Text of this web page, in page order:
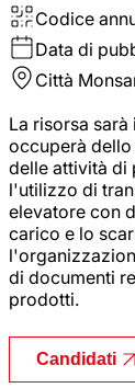
Codice
Data di
Città
La risorsa
occuperà
delle attività di
l'utilizzo di
elevatore con
carico e lo
di documenti
prodotti.
Candidati